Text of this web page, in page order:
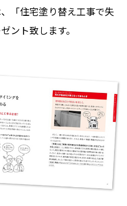
「住宅塗り替え工事で失
ント致します。